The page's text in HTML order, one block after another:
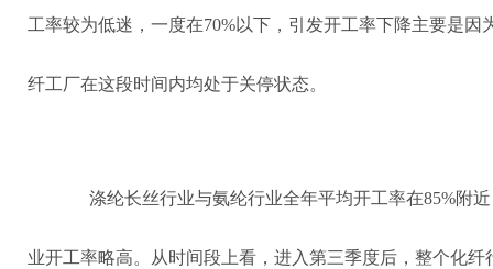
工率较为低迷，一度在70%以下，引发开工率下降主要是因
纤工厂在这段时间内均处于关停状态。
涤纶长丝行业与氨纶行业全年平均开工率在85%附
业开工率略高。从时间段上看，进入第三季度后，整个化